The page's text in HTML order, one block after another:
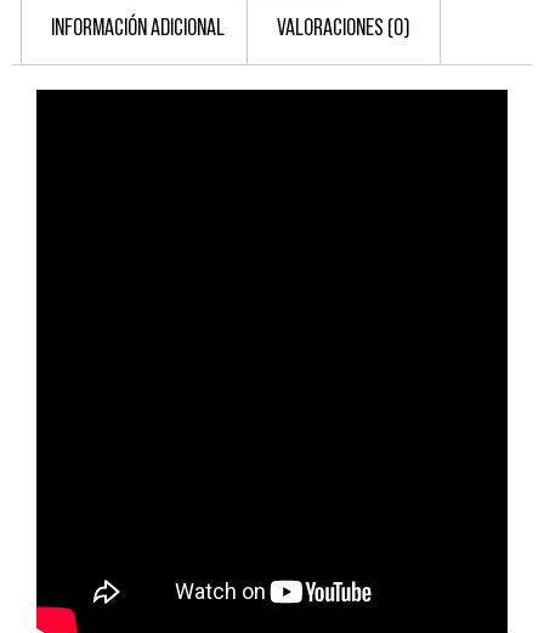
INFORMACIÓN ADICIONAL VALORACIONES (0)